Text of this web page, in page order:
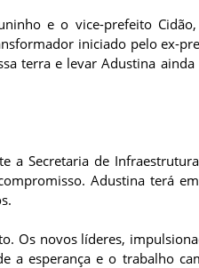
e o vice-prefeito
iniciado pelo ex-
terra e levar Adustina
a Secretaria de
Adustina terá
Os novos líderes,
a esperança e o trabalho